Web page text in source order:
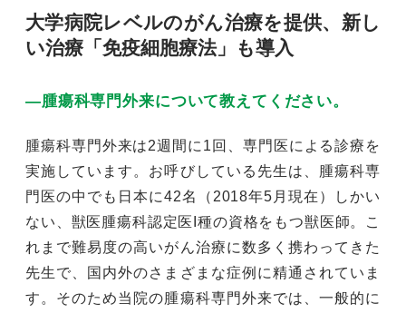
大学病院レベルのがん治療を提供、新し
い治療「免疫細胞療法」も導入
―腫瘍科専門外来について教えてください。
腫瘍科専門外来は2週間に1回、専門医による診療を
実施しています。お呼びしている先生は、腫瘍科専
門医の中でも日本に42名（2018年5月現在）しかい
ない、獣医腫瘍科認定医I種の資格をもつ獣医師。こ
れまで難易度の高いがん治療に数多く携わってきた
先生で、国内外のさまざまな症例に精通されていま
す。そのため当院の腫瘍科専門外来では、一般的に